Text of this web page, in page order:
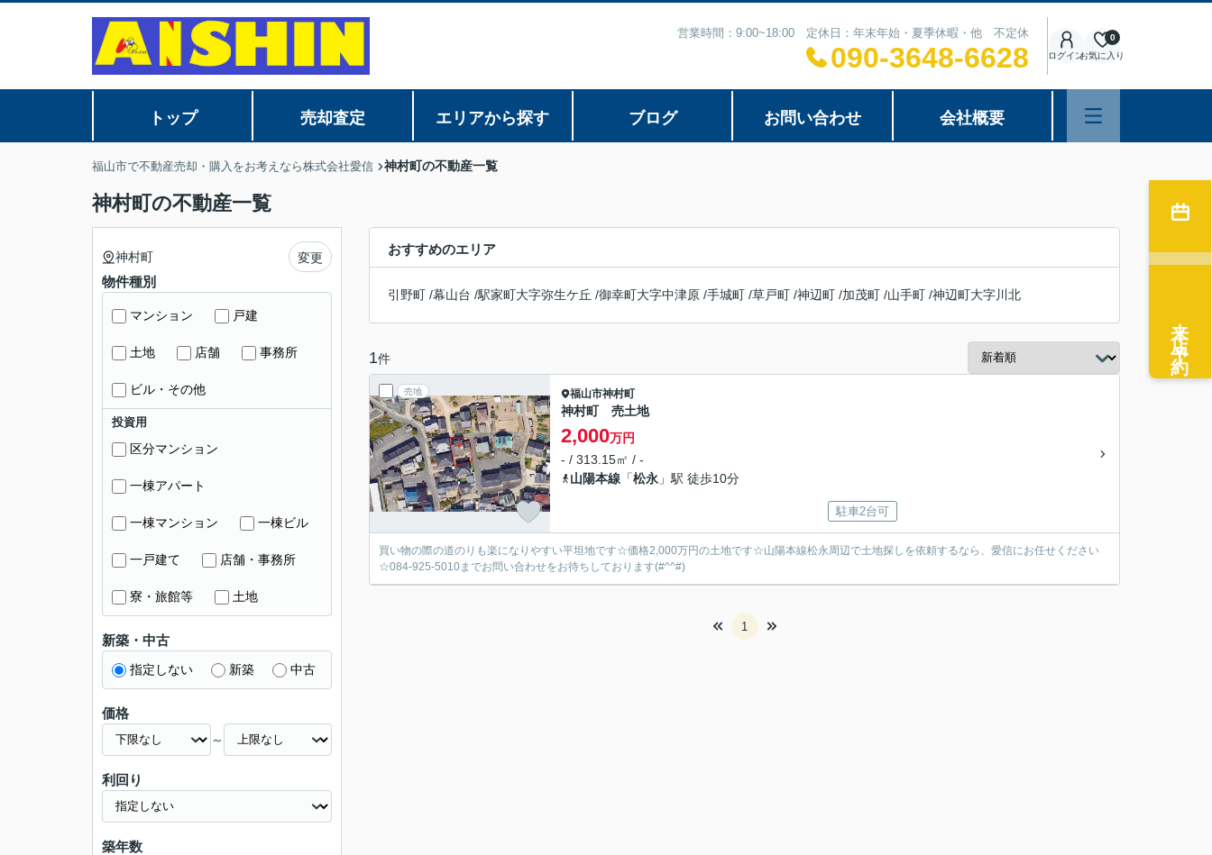
営業時間：9:00~18:00 定休日：年末年始・夏季休暇・他 不定休
090-3648-6628 ログインお気に入り
0
トップ 売却査定 エリアから探す ブログ お問い合わせ 会社概要
福山市で不動産売却・購入をお考えなら株式会社愛信 神村町の不動産一覧
神村町の不動産一覧
おすすめのエリア
引野町 /幕山台 /駅家町大字弥生ケ丘 /御幸町大字中津原 /手城町 /草戸町 /神辺町 /加茂町 /山手町 /神辺町大字川北
1件
売地 福山市神村町
神村町 売土地
2,000万円
- / 313.15㎡ / -
山陽本線 「松永 」駅 徒歩10分
駐車2台可
買い物の際の道のりも楽になりやすい平坦地です☆価格2,000万円の土地です☆山陽本線松永周辺で土地探しを依頼するなら、愛信にお任せください
☆084-925-5010までお問い合わせをお待ちしております(#^^#)
1
神村町 変更
物件種別
マンション 戸建
土地 店舗 事務所
ビル・その他
投資用
区分マンション
一棟アパート
一棟マンション 一棟ビル
一戸建て 店舗・事務所
寮・旅館等 土地
新築・中古
指定しない 新築 中古
価格
～
利回り
築年数
来店予約